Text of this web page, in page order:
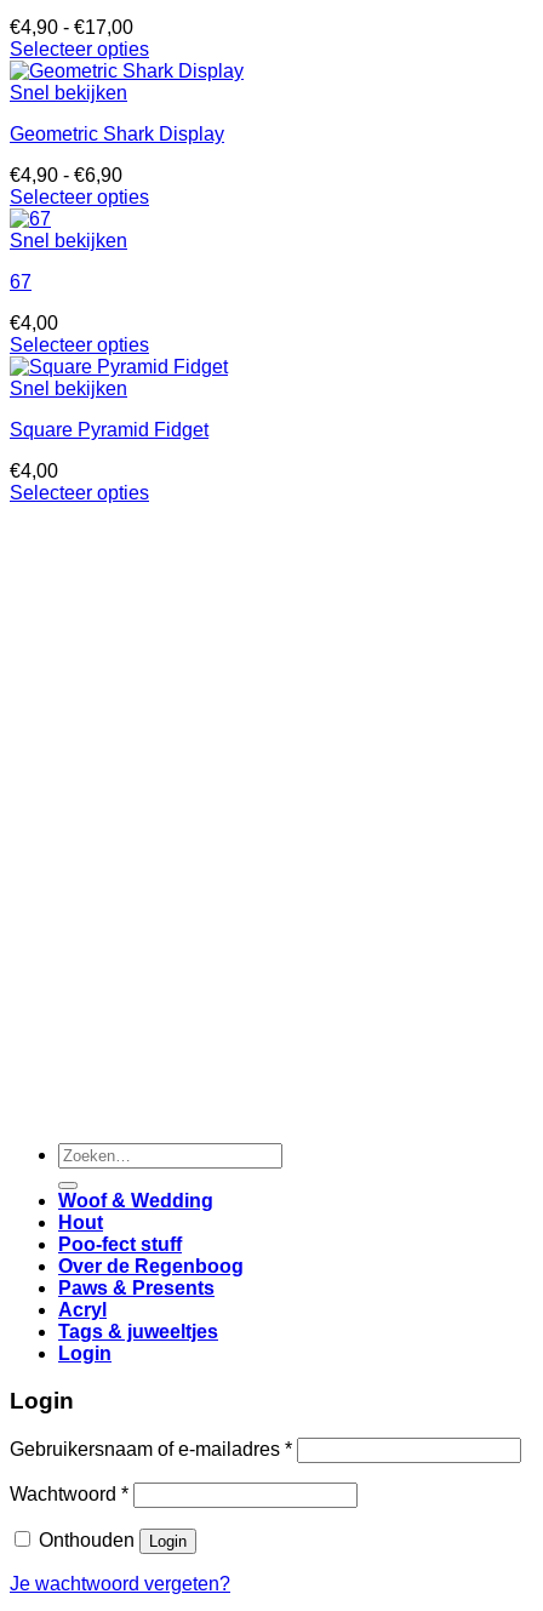
Deze
optie
kan
gekozen
op
productpagina
€4,90 - €17,00Prijsklasse:
€4,90
tot
Selecteer opties
Dit
product
meerdere
Deze
optie
kan
gekozen
op
productpagina
Snel bekijken
Geometric Shark Display
€4,90 - €6,90Prijsklasse:
€4,90
€6,90
Selecteer opties
Dit
product
meerdere
Deze
optie
kan
gekozen
op
productpagina
Snel bekijken
67
€4,00
Selecteer opties
Dit
product
meerdere
Deze
optie
Snel bekijken
Square Pyramid Fidget
€4,00
Selecteer opties
Zoeken
naar:
Woof & Wedding
Hout
Poo-fect stuff
Over de Regenboog
Paws & Presents
Acryl
Tags & juweeltjes
Login
Login
Gebruikersnaam of e-mailadres *Vereist
Wachtwoord *Vereist
Onthouden Login
Je wachtwoord vergeten?